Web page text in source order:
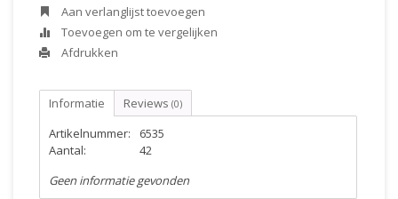
Aan verlanglijst toevoegen
Toevoegen om te vergelijken
Afdrukken
Informatie Reviews (0)
Artikelnummer:
6535
Aantal:
42
Geen informatie gevonden